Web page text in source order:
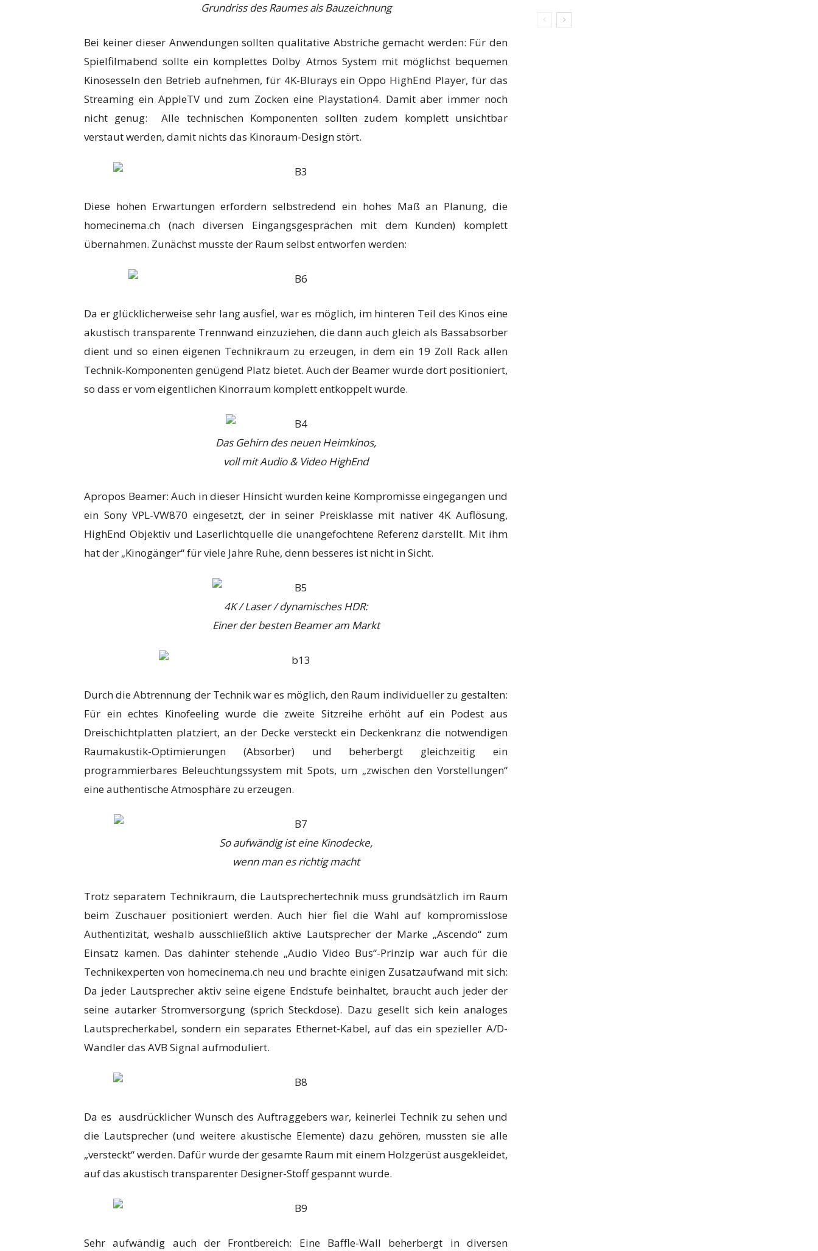
Grundriss des Raumes als Bauzeichnung
Bei keiner dieser Anwendungen sollten qualitative Abstriche gemacht werden: Für den
Spielfilmabend sollte ein komplettes Dolby Atmos System mit möglichst bequemen
Kinosesseln den Betrieb aufnehmen, für 4K-Blurays ein Oppo HighEnd Player, für das
Streaming ein AppleTV und zum Zocken eine Playstation4. Damit aber immer noch
nicht genug: Alle technischen Komponenten sollten zudem komplett unsichtbar
verstaut werden, damit nichts das Kinoraum-Design stört.
Diese hohen Erwartungen erfordern selbstredend ein hohes Maß an Planung, die
homecinema.ch (nach diversen Eingangsgesprächen mit dem Kunden) komplett
übernahmen. Zunächst musste der Raum selbst entworfen werden:
Da er glücklicherweise sehr lang ausfiel, war es möglich, im hinteren Teil des Kinos eine
akustisch transparente Trennwand einzuziehen, die dann auch gleich als Bassabsorber
dient und so einen eigenen Technikraum zu erzeugen, in dem ein 19 Zoll Rack allen
Technik-Komponenten genügend Platz bietet. Auch der Beamer wurde dort positioniert,
so dass er vom eigentlichen Kinorraum komplett entkoppelt wurde.
Das Gehirn des neuen Heimkinos,
voll mit Audio & Video HighEnd
Apropos Beamer: Auch in dieser Hinsicht wurden keine Kompromisse eingegangen und
ein Sony VPL-VW870 eingesetzt, der in seiner Preisklasse mit nativer 4K Auflösung,
HighEnd Objektiv und Laserlichtquelle die unangefochtene Referenz darstellt. Mit ihm
hat der „Kinogänger“ für viele Jahre Ruhe, denn besseres ist nicht in Sicht.
4K / Laser / dynamisches HDR:
Einer der besten Beamer am Markt
Durch die Abtrennung der Technik war es möglich, den Raum individueller zu gestalten:
Für ein echtes Kinofeeling wurde die zweite Sitzreihe erhöht auf ein Podest aus
Dreischichtplatten platziert, an der Decke versteckt ein Deckenkranz die notwendigen
Raumakustik-Optimierungen (Absorber) und beherbergt gleichzeitig ein
programmierbares Beleuchtungssystem mit Spots, um „zwischen den Vorstellungen“
eine authentische Atmosphäre zu erzeugen.
So aufwändig ist eine Kinodecke,
wenn man es richtig macht
Trotz separatem Technikraum, die Lautsprechertechnik muss grundsätzlich im Raum
beim Zuschauer positioniert werden. Auch hier fiel die Wahl auf kompromisslose
Authentizität, weshalb ausschließlich aktive Lautsprecher der Marke „Ascendo“ zum
Einsatz kamen. Das dahinter stehende „Audio Video Bus“-Prinzip war auch für die
Technikexperten von homecinema.ch neu und brachte einigen Zusatzaufwand mit sich:
Da jeder Lautsprecher aktiv seine eigene Endstufe beinhaltet, braucht auch jeder der
seine autarker Stromversorgung (sprich Steckdose). Dazu gesellt sich kein analoges
Lautsprecherkabel, sondern ein separates Ethernet-Kabel, auf das ein spezieller A/D-
Wandler das AVB Signal aufmoduliert.
Da es ausdrücklicher Wunsch des Auftraggebers war, keinerlei Technik zu sehen und
die Lautsprecher (und weitere akustische Elemente) dazu gehören, mussten sie alle
„versteckt“ werden. Dafür wurde der gesamte Raum mit einem Holzgerüst ausgekleidet,
auf das akustisch transparenter Designer-Stoff gespannt wurde.
Sehr aufwändig auch der Frontbereich: Eine Baffle-Wall beherbergt in diversen